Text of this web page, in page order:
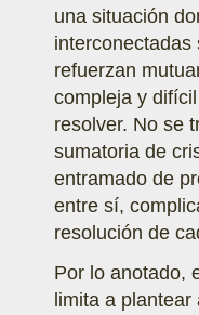
una situación
interconectadas
refuerzan
compleja y
resolver. No se
sumatoria de
entramado de
entre sí,
resolución de
Por lo anotado,
limita a